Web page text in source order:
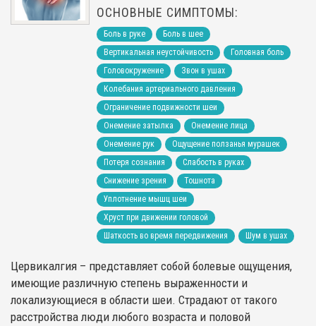
ОСНОВНЫЕ СИМПТОМЫ:
Боль в руке
Боль в шее
Вертикальная неустойчивость
Головная боль
Головокружение
Звон в ушах
Колебания артериального давления
Ограничение подвижности шеи
Онемение затылка
Онемение лица
Онемение рук
Ощущение ползанья мурашек
Потеря сознания
Слабость в руках
Снижение зрения
Тошнота
Уплотнение мышц шеи
Хруст при движении головой
Шаткость во время передвижения
Шум в ушах
Цервикалгия – представляет собой болевые ощущения,
имеющие различную степень выраженности и
локализующиеся в области шеи. Страдают от такого
расстройства люди любого возраста и половой